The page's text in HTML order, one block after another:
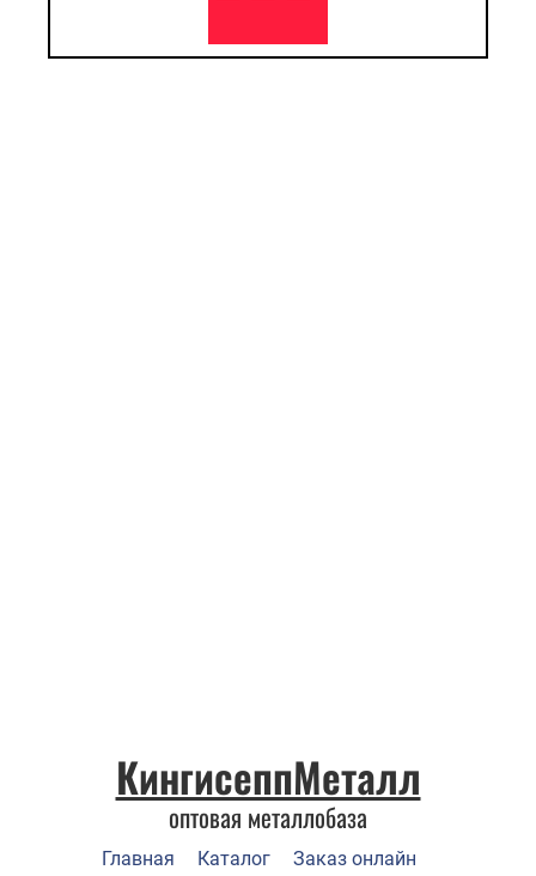
КингисеппМеталл
оптовая металлобаза
Главная Каталог Заказ онлайн